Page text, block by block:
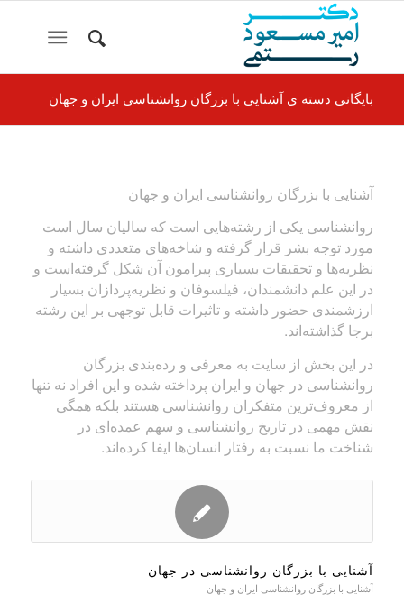
بایگانی دسته ی آشنایی با بزرگان روانشناسی ایران و جهان
آشنایی با بزرگان روانشناسی ایران و جهان
روانشناسی یکی از رشته‌هایی است که سالیان سال است
مورد توجه بشر قرار گرفته و شاخه‌های متعددی داشته و
نظریه‌ها و تحقیقات بسیاری پیرامون آن شکل گرفته‌است و
در این علم دانشمندان، فیلسوفان و نظریه‌پردازان بسیار
ارزشمندی حضور داشته و تاثیرات قابل توجهی بر این رشته
برجا گذاشته‌اند.
در این بخش از سایت به معرفی و رده‌بندی بزرگان
روانشناسی در جهان و ایران پرداخته شده و این افراد نه تنها
از معروف‌ترین متفکران روانشناسی هستند بلکه همگی
نقش مهمی در تاریخ روانشناسی و سهم عمده‌ای در
شناخت ما نسبت به رفتار انسان‌ها ایفا کرده‌اند.
آشنایی با بزرگان روانشناسی در جهان
آشنایی با بزرگان روانشناسی ایران و جهان